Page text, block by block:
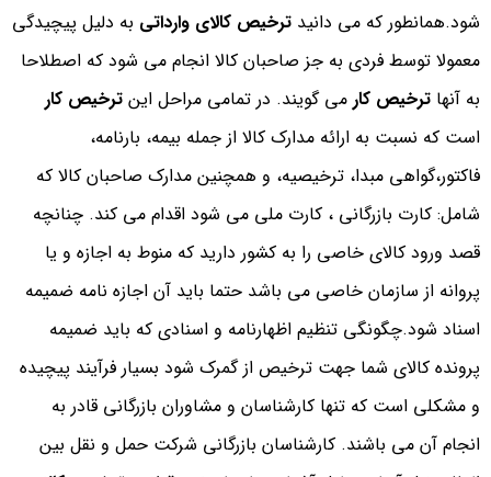
شود.همانطور که می دانید ترخیص کالای وارداتی به دلیل پیچیدگی
معمولا توسط فردی به جز صاحبان کالا انجام می شود که اصطلاحا
به آنها ترخیص کار می گویند. در تمامی مراحل این ترخیص کار
است که نسبت به ارائه مدارک کالا از جمله بیمه، بارنامه،
فاکتور،گواهی مبدا، ترخیصیه، و همچنین مدارک صاحبان کالا که
شامل: کارت بازرگانی ، کارت ملی می شود اقدام می کند. چنانچه
قصد ورود کالای خاصی را به کشور دارید که منوط به اجازه و یا
پروانه از سازمان خاصی می باشد حتما باید آن اجازه نامه ضمیمه
اسناد شود.چگونگی تنظیم اظهارنامه و اسنادی که باید ضمیمه
پرونده کالای شما جهت ترخیص از گمرک شود بسیار فرآیند پیچیده
و مشکلی است که تنها کارشناسان و مشاوران بازرگانی قادر به
انجام آن می باشند. کارشناسان بازرگانی شرکت حمل و نقل بین